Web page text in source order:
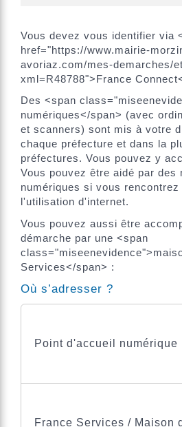
Vous devez vous identifier via
href="https://www.mairie-
avoriaz.com/mes-demarches/
xml=R48788">France
Des <span
numériques</span> (avec
et scanners) sont mis à votre
chaque préfecture et dans la
préfectures. Vous pouvez y
Vous pouvez être aidé par des
numériques si vous
l'utilisation d'internet.
Vous pouvez aussi être
démarche par une <span
Services</span> :
Où s’adresser ?
Point d'accueil numérique
France Services / Maison